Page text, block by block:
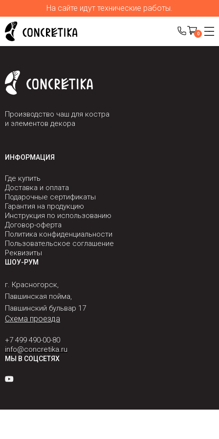
На сайте идут технические работы.
0
Производство чаш для костра
и элементов декора
ИНФОРМАЦИЯ
Где купить
Доставка и оплата
Подарочные сертификаты
Гарантия на продукцию
Инструкция по использованию
Договор-оферта
Политика конфиденциальности
Пользовательское соглашение
Реквизиты
ШОУ-РУМ
г. Красногорск,
Павшинская пойма,
Павшинский бульвар 17
Схема проезда
+7 499 490-00-80
info@concretika.ru
МЫ В СОЦСЕТЯХ